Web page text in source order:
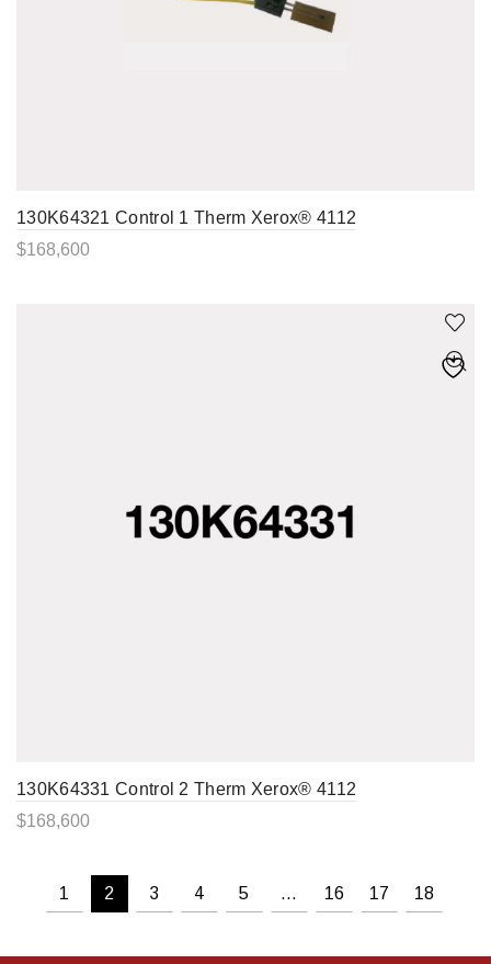
130K64321 Control 1 Therm Xerox® 4112
$168,600
130K64331 Control 2 Therm Xerox® 4112
$168,600
1 2 3 4 5 … 16 17 18